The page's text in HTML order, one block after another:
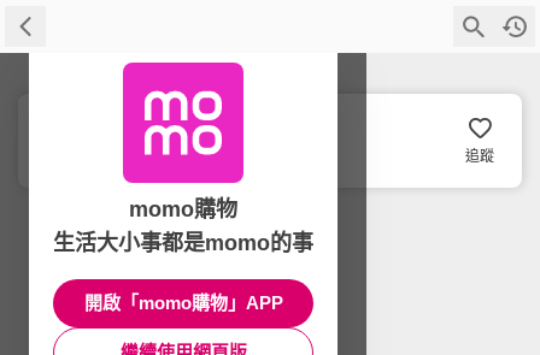
Sunnylife
追蹤
momo購物
生活大小事都是momo的事
開啟「momo購物」APP